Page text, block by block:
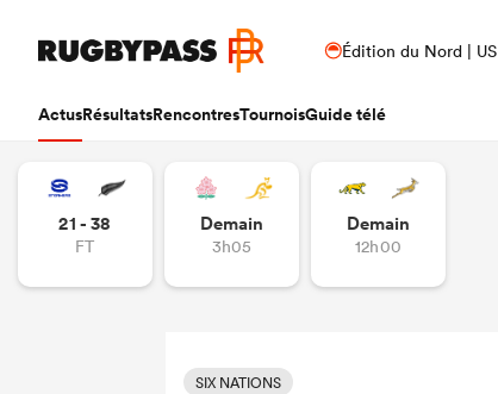
Édition du Nord | US
ActusRésultatsRencontresTournoisGuide télé
21 - 38
FT
Demain
3h05
Demain
12h00
SIX NATIONS